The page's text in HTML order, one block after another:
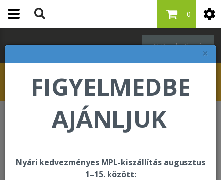
×
FIGYELMEDBE
AJÁNLJUK
Nyári kedvezményes MPL-kiszállítás augusztus
1–15. között:
Bejelentkezés
0
HÍREK, ÚJDONSÁGOK